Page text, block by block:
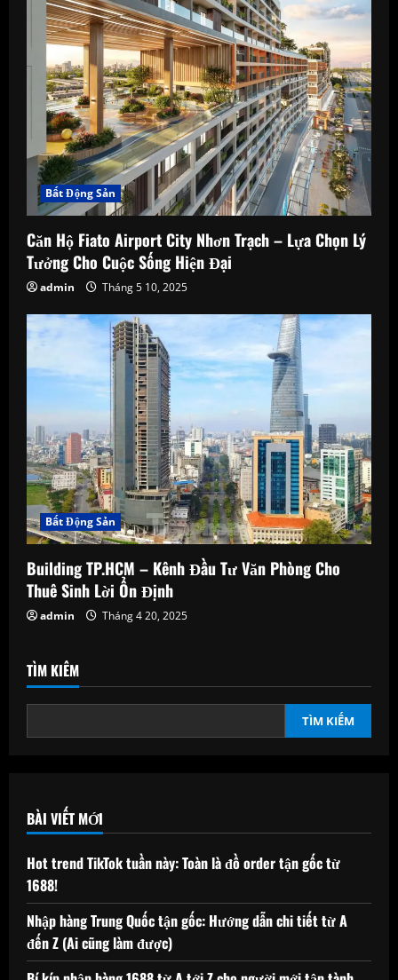
Bất Động Sản
Căn Hộ Fiato Airport City Nhơn Trạch – Lựa Chọn Lý
Tưởng Cho Cuộc Sống Hiện Đại
admin Tháng 5 10, 2025
Bất Động Sản
Building TP.HCM – Kênh Đầu Tư Văn Phòng Cho
Thuê Sinh Lời Ổn Định
admin Tháng 4 20, 2025
TÌM KIẾM
TÌM KIẾM
BÀI VIẾT MỚI
Hot trend TikTok tuần này: Toàn là đồ order tận gốc từ
1688!
Nhập hàng Trung Quốc tận gốc: Hướng dẫn chi tiết từ A
đến Z (Ai cũng làm được)